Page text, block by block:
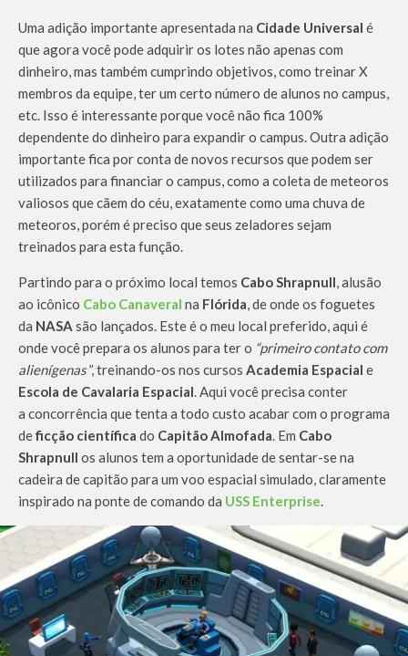
Uma adição importante apresentada na Cidade Universal é
que agora você pode adquirir os lotes não apenas com
dinheiro, mas também cumprindo objetivos, como treinar X
membros da equipe, ter um certo número de alunos no campus,
etc. Isso é interessante porque você não fica 100%
dependente do dinheiro para expandir o campus. Outra adição
importante fica por conta de novos recursos que podem ser
utilizados para financiar o campus, como a coleta de meteoros
valiosos que cãem do céu, exatamente como uma chuva de
meteoros, porém é preciso que seus zeladores sejam
treinados para esta função.
Partindo para o próximo local temos Cabo Shrapnull, alusão
ao icônico Cabo Canaveral na Flórida, de onde os foguetes
da NASA são lançados. Este é o meu local preferido, aqui é
onde você prepara os alunos para ter o “primeiro contato com
alienígenas”, treinando-os nos cursos Academia Espacial e
Escola de Cavalaria Espacial. Aqui você precisa conter
a concorrência que tenta a todo custo acabar com o programa
deficção científica do Capitão Almofada. Em Cabo
Shrapnull os alunos tem a oportunidade de sentar-se na
cadeira de capitão para um voo espacial simulado, claramente
inspirado na ponte de comando da USS Enterprise.